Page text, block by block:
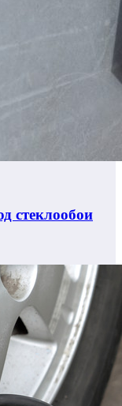
стеклообои